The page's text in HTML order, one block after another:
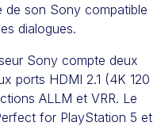
de son Sony compatible
dialogues.
Sony compte deux
ports HDMI 2.1 (4K 120
ALLM et VRR. Le
for PlayStation 5 et